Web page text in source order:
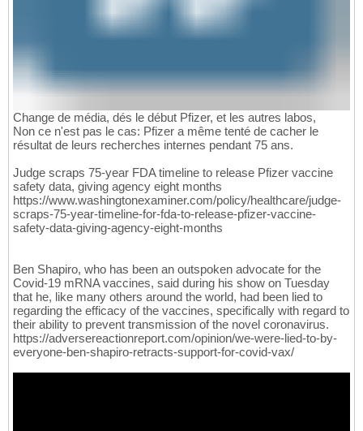
Change de média, dés le début Pfizer, et les autres labos,
Non ce n'est pas le cas: Pfizer a même tenté de cacher le
résultat de leurs recherches internes pendant 75 ans.
Judge scraps 75-year FDA timeline to release Pfizer vaccine
safety data, giving agency eight months
https://www.washingtonexaminer.com/policy/healthcare/judge-
scraps-75-year-timeline-for-fda-to-release-pfizer-vaccine-
safety-data-giving-agency-eight-months
Ben Shapiro, who has been an outspoken advocate for the
Covid-19 mRNA vaccines, said during his show on Tuesday
that he, like many others around the world, had been lied to
regarding the efficacy of the vaccines, specifically with regard to
their ability to prevent transmission of the novel coronavirus.
https://adversereactionreport.com/opinion/we-were-lied-to-by-
everyone-ben-shapiro-retracts-support-for-covid-vax/